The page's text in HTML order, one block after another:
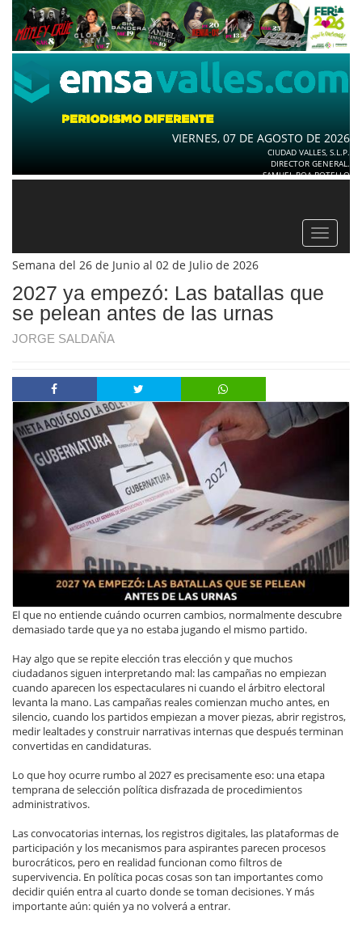
VIERNES, 07 DE AGOSTO DE 2026
CIUDAD VALLES, S.L.P.
DIRECTOR GENERAL.
SAMUEL ROA BOTELLO
Toggle
Semana del 26 de Junio al 02 de Julio de 2026
2027 ya empezó: Las batallas que
se pelean antes de las urnas
JORGE SALDAÑA
El que no entiende cuándo ocurren cambios, normalmente descubre
demasiado tarde que ya no estaba jugando el mismo partido.
Hay algo que se repite elección tras elección y que muchos
ciudadanos siguen interpretando mal: las campañas no empiezan
cuando aparecen los espectaculares ni cuando el árbitro electoral
levanta la mano. Las campañas reales comienzan mucho antes, en
silencio, cuando los partidos empiezan a mover piezas, abrir registros,
medir lealtades y construir narrativas internas que después terminan
convertidas en candidaturas.
Lo que hoy ocurre rumbo al 2027 es precisamente eso: una etapa
temprana de selección política disfrazada de procedimientos
administrativos.
Las convocatorias internas, los registros digitales, las plataformas de
participación y los mecanismos para aspirantes parecen procesos
burocráticos, pero en realidad funcionan como filtros de
supervivencia. En política pocas cosas son tan importantes como
decidir quién entra al cuarto donde se toman decisiones. Y más
importante aún: quién ya no volverá a entrar.